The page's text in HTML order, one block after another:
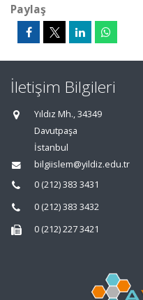
Paylaş
İletişim Bilgileri
Yıldız Mh., 34349
Davutpaşa
İstanbul
bilgiislem@yildiz.edu.tr
0 (212) 383 3431
0 (212) 383 3432
0 (212) 227 3421